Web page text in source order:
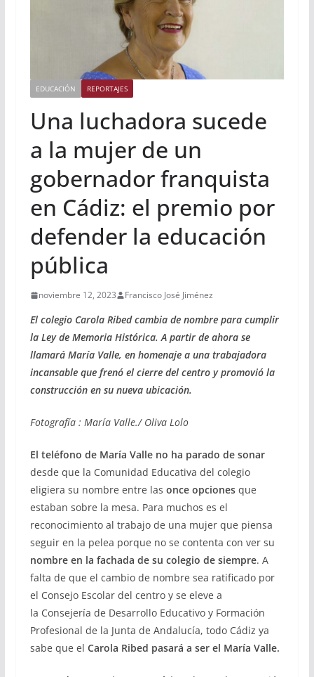
EDUCACIÓN REPORTAJES
Una luchadora sucede
a la mujer de un
gobernador franquista
en Cádiz: el premio por
defender la educación
pública
noviembre 12, 2023 Francisco José Jiménez
El colegio Carola Ribed cambia de nombre para cumplir
la Ley de Memoria Histórica. A partir de ahora se
llamará María Valle, en homenaje a una trabajadora
incansable que frenó el cierre del centro y promovió la
construcción en su nueva ubicación.
Fotografía : María Valle./ Oliva Lolo
El teléfono de María Valle no ha parado de sonar
desde que la Comunidad Educativa del colegio
eligiera su nombre entre las once opcionesque
estaban sobre la mesa. Para muchos es el
reconocimiento al trabajo de una mujer que piensa
seguir en la pelea porque no se contenta con ver su
nombre en la fachada de su colegio de siempre. A
falta de que el cambio de nombre sea ratificado por
el Consejo Escolar del centro y se eleve a
la Consejería de Desarrollo Educativo y Formación
Profesional de la Junta de Andalucía, todo Cádiz ya
sabe que el Carola Ribed pasará a ser el María Valle.